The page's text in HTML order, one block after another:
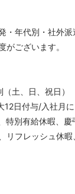
・年代別・社外
がございます。
土、日、祝日）
日付与/入社月
特別有給休暇、
フレッシュ休暇